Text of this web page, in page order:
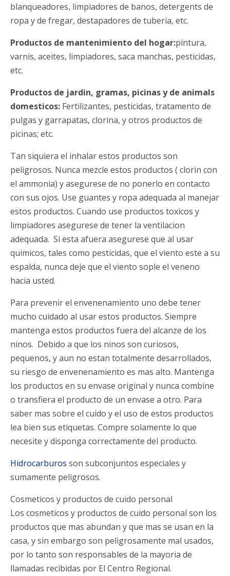
blanqueadores, limpiadores de banos, detergents de
ropa y de fregar, destapadores de tuberia, etc.
Productos de mantenimiento del hogar:pintura,
varnis, aceites, limpiadores, saca manchas, pesticidas,
etc.
Productos de jardin, gramas, picinas y de animals
domesticos: Fertilizantes, pesticidas, tratamento de
pulgas y garrapatas, clorina, y otros productos de
picinas; etc.
Tan siquiera el inhalar estos productos son
peligrosos. Nunca mezcle estos productos ( clorin con
el ammonia) y asegurese de no ponerlo en contacto
con sus ojos. Use guantes y ropa adequada al manejar
estos productos. Cuando use productos toxicos y
limpiadores asegurese de tener la ventilacion
adequada. Si esta afuera asegurese que al usar
quimicos, tales como pesticidas, que el viento este a su
espalda, nunca deje que el viento sople el veneno
hacia usted.
Para prevenir el envenenamiento uno debe tener
mucho cuidado al usar estos productos. Siempre
mantenga estos productos fuera del alcanze de los
ninos. Debido a que los ninos son curiosos,
pequenos, y aun no estan totalmente desarrollados,
su riesgo de envenenamiento es mas alto. Mantenga
los productos en su envase original y nunca combine
o transfiera el producto de un envase a otro. Para
saber mas sobre el cuido y el uso de estos productos
lea bien sus etiquetas. Compre solamente lo que
necesite y disponga correctamente del producto.
Hidrocarburos son subconjuntos especiales y
sumamente peligrosos.
Cosmeticos y productos de cuido personal
Los cosmeticos y productos de cuido personal son los
productos que mas abundan y que mas se usan en la
casa, y sin embargo son peligrosamente mal usados,
por lo tanto son responsables de la mayoria de
llamadas recibidas por El Centro Regional.